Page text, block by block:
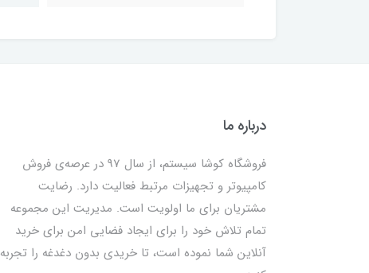
درباره ما
فروشگاه کوشا سیستم، از سال 97 در عرصه‌ی فروش
کامپیوتر و تجهیزات مرتبط فعالیت دارد. رضایت
مشتریان برای ما اولویت است. مدیریت این مجموعه
تمام تلاش خود را برای ایجاد فضایی امن برای خرید
آنلاین شما نموده است، تا خریدی بدون دغدغه را تجربه